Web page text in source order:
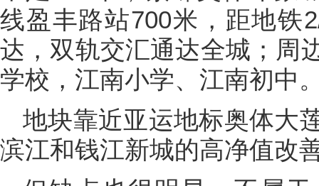
线盈丰路站700米，距地铁
达，双轨交汇通达全城；周
学校，江南小学、江南初中
地块靠近亚运地标奥体大
滨江和钱江新城的高净值改